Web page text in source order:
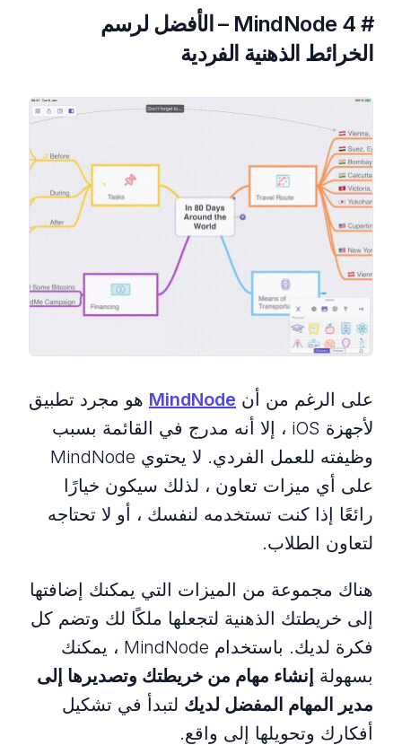
# 4 MindNode – الأفضل لرسم
الخرائط الذهنية الفردية
على الرغم من أن MindNode هو مجرد تطبيق
لأجهزة iOS ، إلا أنه مدرج في القائمة بسبب
وظيفته للعمل الفردي. لا يحتوي MindNode
على أي ميزات تعاون ، لذلك سيكون خيارًا
رائعًا إذا كنت تستخدمه لنفسك ، أو لا تحتاجه
لتعاون الطلاب.
هناك مجموعة من الميزات التي يمكنك إضافتها
إلى خريطتك الذهنية لتجعلها ملكًا لك وتضم كل
فكرة لديك. باستخدام MindNode ، يمكنك
بسهولة إنشاء مهام من خريطتك وتصديرها إلى
مدير المهام المفضل لديك لتبدأ في تشكيل
أفكارك وتحويلها إلى واقع.